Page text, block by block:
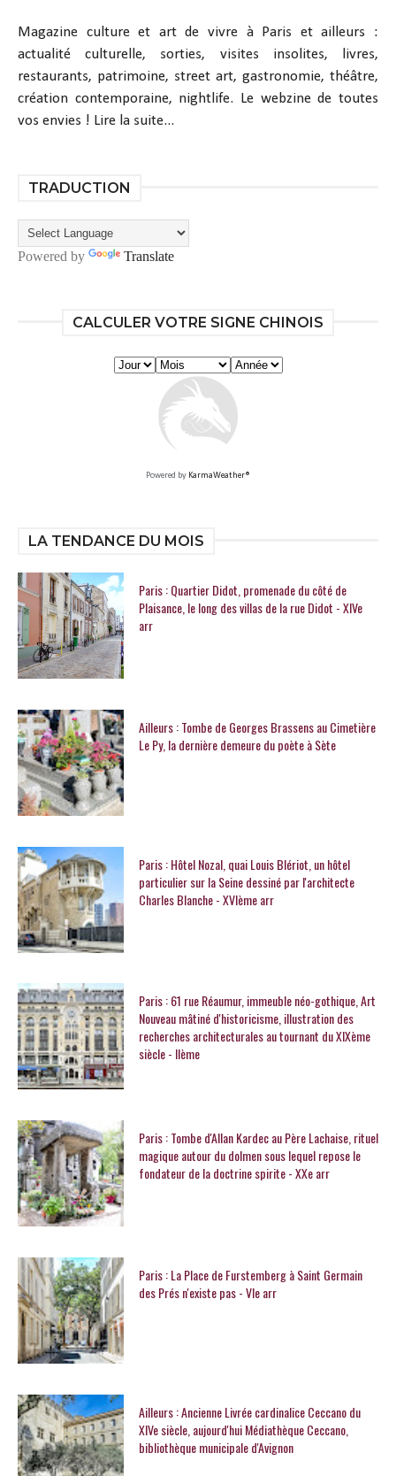
Magazine culture et art de vivre à Paris et ailleurs :
actualité culturelle, sorties, visites insolites, livres,
restaurants, patrimoine, street art, gastronomie, théâtre,
création contemporaine, nightlife. Le webzine de toutes
vos envies ! Lire la suite...
TRADUCTION
Powered by Translate
CALCULER VOTRE SIGNE CHINOIS
Powered by KarmaWeather®
LA TENDANCE DU MOIS
Paris : Quartier Didot, promenade du côté de
Plaisance, le long des villas de la rue Didot - XIVe
arr
Ailleurs : Tombe de Georges Brassens au Cimetière
Le Py, la dernière demeure du poète à Sète
Paris : Hôtel Nozal, quai Louis Blériot, un hôtel
particulier sur la Seine dessiné par l'architecte
Charles Blanche - XVIème arr
Paris : 61 rue Réaumur, immeuble néo-gothique, Art
Nouveau mâtiné d'historicisme, illustration des
recherches architecturales au tournant du XIXème
siècle - IIème
Paris : Tombe d'Allan Kardec au Père Lachaise, rituel
magique autour du dolmen sous lequel repose le
fondateur de la doctrine spirite - XXe arr
Paris : La Place de Furstemberg à Saint Germain
des Prés n'existe pas - VIe arr
Ailleurs : Ancienne Livrée cardinalice Ceccano du
XIVe siècle, aujourd'hui Médiathèque Ceccano,
bibliothèque municipale d'Avignon